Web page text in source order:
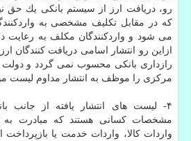
رو، دریافت ارز از سیستم بانكی یك حق
كه در مقابل تكلیف مشخصی به
می شود و واردكنندگان مكلف به رعایت
ازاین رو انتشار اسامی دریافت كنندگان
رازداری بانكی محسوب نمی گردد و
مركزی را موظف به انتشار مداوم لیست
۴- لیست های انتشار یافته از جانب
مشخصات كسانی هستند كه مبادرت به
واردات كالا، واردات خدمت یا